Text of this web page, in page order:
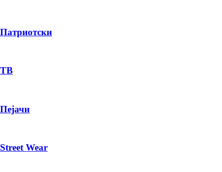
PRODUCT
ПЛАТИ ПРИ ДОСТАВА ВО КЕШ
Патриотски
ТВ
Пејачи
Street Wear